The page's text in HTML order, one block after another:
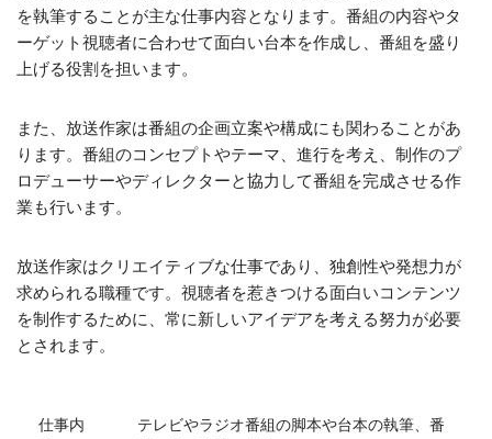
を執筆することが主な仕事内容となります。番組の内容やタ
ーゲット視聴者に合わせて面白い台本を作成し、番組を盛り
上げる役割を担います。
また、放送作家は番組の企画立案や構成にも関わることがあ
ります。番組のコンセプトやテーマ、進行を考え、制作のプ
ロデューサーやディレクターと協力して番組を完成させる作
業も行います。
放送作家はクリエイティブな仕事であり、独創性や発想力が
求められる職種です。視聴者を惹きつける面白いコンテンツ
を制作するために、常に新しいアイデアを考える努力が必要
とされます。
仕事内
テレビやラジオ番組の脚本や台本の執筆、番